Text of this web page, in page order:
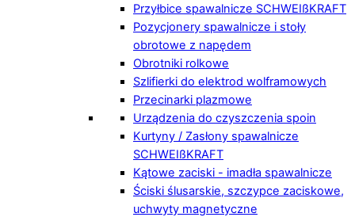
Przyłbice spawalnicze SCHWEIßKRAFT
Pozycjonery spawalnicze i stoły
obrotowe z napędem
Obrotniki rolkowe
Szlifierki do elektrod wolframowych
Przecinarki plazmowe
Urządzenia do czyszczenia spoin
Kurtyny / Zasłony spawalnicze
SCHWEIßKRAFT
Kątowe zaciski - imadła spawalnicze
Ściski ślusarskie, szczypce zaciskowe,
uchwyty magnetyczne